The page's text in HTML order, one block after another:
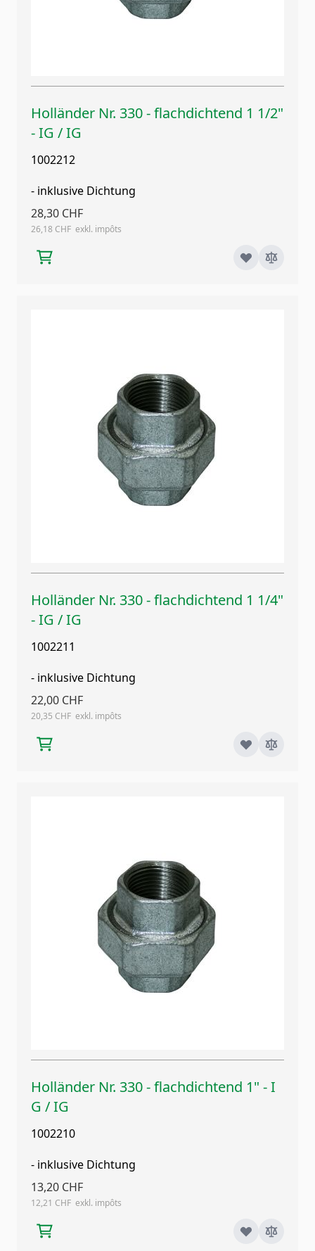
Holländer Nr. 330 - flachdichtend 1 1/2"
- IG / IG
1002212
- inklusive Dichtung
28,30 CHF
26,18 CHF
Holländer Nr. 330 - flachdichtend 1 1/4"
- IG / IG
1002211
- inklusive Dichtung
22,00 CHF
20,35 CHF
Holländer Nr. 330 - flachdichtend 1" - I
G / IG
1002210
- inklusive Dichtung
13,20 CHF
12,21 CHF